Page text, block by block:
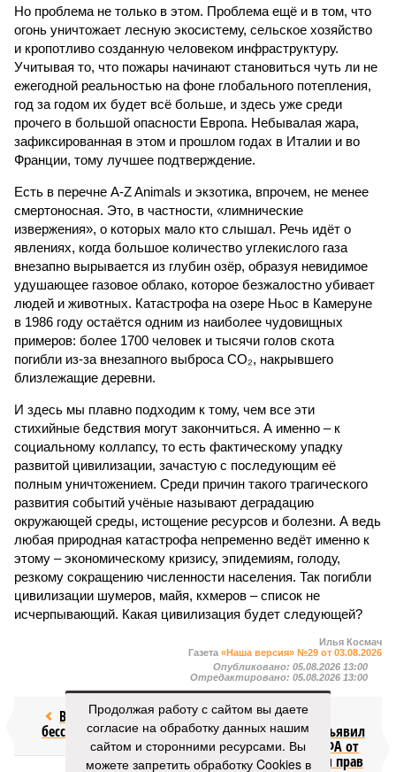
Но проблема не только в этом. Проблема ещё и в том, что
огонь уничтожает лесную экосистему, сельское хозяйство
и кропотливо созданную человеком инфраструктуру.
Учитывая то, что пожары начинают становиться чуть ли не
ежегодной реальностью на фоне глобального потепления,
год за годом их будет всё больше, и здесь уже среди
прочего в большой опасности Европа. Небывалая жара,
зафиксированная в этом и прошлом годах в Италии и во
Франции, тому лучшее подтверждение.
Есть в перечне A-Z Animals и экзотика, впрочем, не менее
смертоносная. Это, в частности, «лимнические
извержения», о которых мало кто слышал. Речь идёт о
явлениях, когда большое количество углекислого газа
внезапно вырывается из глубин озёр, образуя невидимое
удушающее газовое облако, которое безжалостно убивает
людей и животных. Катастрофа на озере Ньос в Камеруне
в 1986 году остаётся одним из наиболее чудовищных
примеров: более 1700 человек и тысячи голов скота
погибли из-за внезапного выброса CO₂, накрывшего
близлежащие деревни.
И здесь мы плавно подходим к тому, чем все эти
стихийные бедствия могут закончиться. А именно – к
социальному коллапсу, то есть фактическому упадку
развитой цивилизации, зачастую с последующим её
полным уничтожением. Среди причин такого трагического
развития событий учёные называют деградацию
окружающей среды, истощение ресурсов и болезни. А ведь
любая природная катастрофа непременно ведёт именно к
этому – экономическому кризису, эпидемиям, голоду,
резкому сокращению численности населения. Так погибли
цивилизации шумеров, майя, кхмеров – список не
исчерпывающий. Какая цивилизация будет следующей?
Илья Космач
Газета «Наша версия» №29 от 03.08.2026
Опубликовано: 05.08.2026 13:00
Отредактировано: 05.08.2026 13:00
Возраст
бессмертия
Инфантино
отступил и объявил
об отказе ФИФА от
продажи доли прав
Продолжая работу с сайтом вы даете
согласие на обработку данных нашим
сайтом и сторонними ресурсами. Вы
можете запретить обработку Cookies в